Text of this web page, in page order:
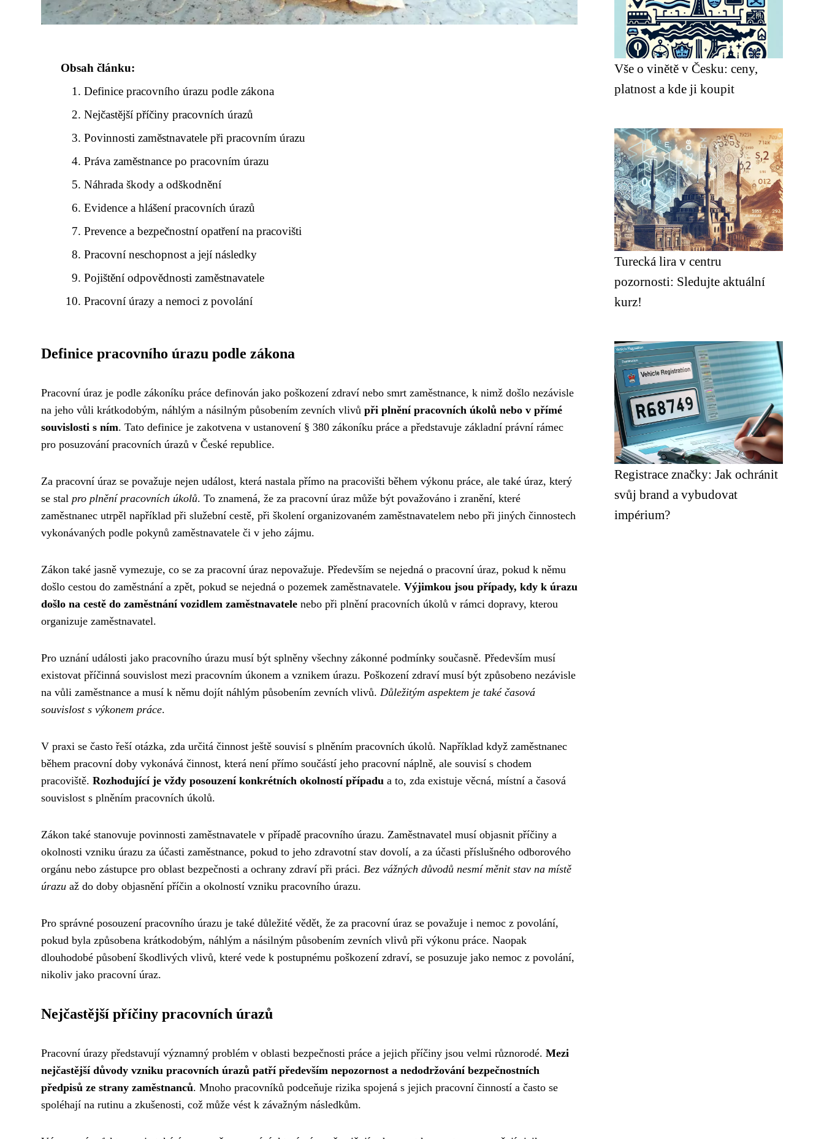
Obsah článku:
Definice pracovního úrazu podle zákona
Nejčastější příčiny pracovních úrazů
Povinnosti zaměstnavatele při pracovním úrazu
Práva zaměstnance po pracovním úrazu
Náhrada škody a odškodnění
Evidence a hlášení pracovních úrazů
Prevence a bezpečnostní opatření na pracovišti
Pracovní neschopnost a její následky
Pojištění odpovědnosti zaměstnavatele
Pracovní úrazy a nemoci z povolání
Definice pracovního úrazu podle zákona
Pracovní úraz je podle zákoníku práce definován jako poškození zdraví nebo smrt zaměstnance, k nimž došlo nezávisle
na jeho vůli krátkodobým, náhlým a násilným působením zevních vlivů při plnění pracovních úkolů nebo v přímé
souvislosti s ním. Tato definice je zakotvena v ustanovení § 380 zákoníku práce a představuje základní právní rámec
pro posuzování pracovních úrazů v České republice.
Za pracovní úraz se považuje nejen událost, která nastala přímo na pracovišti během výkonu práce, ale také úraz, který
se stal pro plnění pracovních úkolů. To znamená, že za pracovní úraz může být považováno i zranění, které
zaměstnanec utrpěl například při služební cestě, při školení organizovaném zaměstnavatelem nebo při jiných činnostech
vykonávaných podle pokynů zaměstnavatele či v jeho zájmu.
Zákon také jasně vymezuje, co se za pracovní úraz nepovažuje. Především se nejedná o pracovní úraz, pokud k němu
došlo cestou do zaměstnání a zpět, pokud se nejedná o pozemek zaměstnavatele. Výjimkou jsou případy, kdy k úrazu
došlo na cestě do zaměstnání vozidlem zaměstnavatele nebo při plnění pracovních úkolů v rámci dopravy, kterou
organizuje zaměstnavatel.
Pro uznání události jako pracovního úrazu musí být splněny všechny zákonné podmínky současně. Především musí
existovat příčinná souvislost mezi pracovním úkonem a vznikem úrazu. Poškození zdraví musí být způsobeno nezávisle
na vůli zaměstnance a musí k němu dojít náhlým působením zevních vlivů. Důležitým aspektem je také časová
souvislost s výkonem práce.
V praxi se často řeší otázka, zda určitá činnost ještě souvisí s plněním pracovních úkolů. Například když zaměstnanec
během pracovní doby vykonává činnost, která není přímo součástí jeho pracovní náplně, ale souvisí s chodem
pracoviště. Rozhodující je vždy posouzení konkrétních okolností případu a to, zda existuje věcná, místní a časová
souvislost s plněním pracovních úkolů.
Zákon také stanovuje povinnosti zaměstnavatele v případě pracovního úrazu. Zaměstnavatel musí objasnit příčiny a
okolnosti vzniku úrazu za účasti zaměstnance, pokud to jeho zdravotní stav dovolí, a za účasti příslušného odborového
orgánu nebo zástupce pro oblast bezpečnosti a ochrany zdraví při práci. Bez vážných důvodů nesmí měnit stav na místě
úrazu až do doby objasnění příčin a okolností vzniku pracovního úrazu.
Pro správné posouzení pracovního úrazu je také důležité vědět, že za pracovní úraz se považuje i nemoc z povolání,
pokud byla způsobena krátkodobým, náhlým a násilným působením zevních vlivů při výkonu práce. Naopak
dlouhodobé působení škodlivých vlivů, které vede k postupnému poškození zdraví, se posuzuje jako nemoc z povolání,
nikoliv jako pracovní úraz.
Nejčastější příčiny pracovních úrazů
Pracovní úrazy představují významný problém v oblasti bezpečnosti práce a jejich příčiny jsou velmi různorodé. Mezi
nejčastější důvody vzniku pracovních úrazů patří především nepozornost a nedodržování bezpečnostních
předpisů ze strany zaměstnanců. Mnoho pracovníků podceňuje rizika spojená s jejich pracovní činností a často se
spoléhají na rutinu a zkušenosti, což může vést k závažným následkům.
Vše o vinětě v Česku: ceny,
platnost a kde ji koupit
Turecká lira v centru
pozornosti: Sledujte aktuální
kurz!
Registrace značky: Jak ochránit
svůj brand a vybudovat
impérium?